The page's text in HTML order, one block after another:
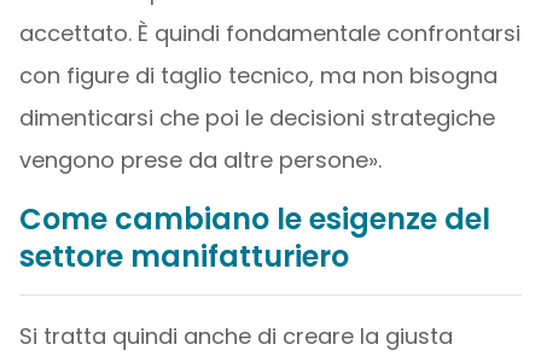
accettato. È quindi fondamentale confrontarsi
con figure di taglio tecnico, ma non bisogna
dimenticarsi che poi le decisioni strategiche
vengono prese da altre persone».
Come cambiano le esigenze del
settore manifatturiero
Si tratta quindi anche di creare la giusta